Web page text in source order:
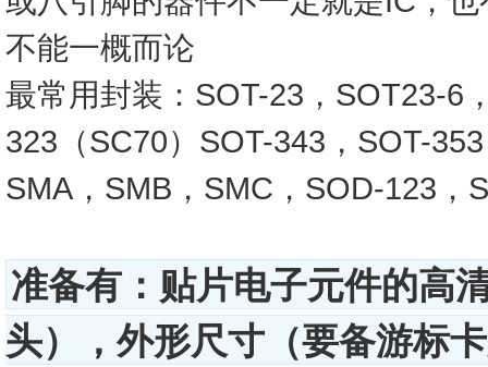
不能一概而论
最常用封装：SOT-23，SOT23-6
323（SC70）SOT-343，SOT-
SMA，SMB，SMC，SOD-123，
准备有：贴片电子元件的高
头），外形尺寸（要备游标